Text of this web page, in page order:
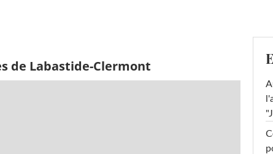
de Labastide-Clermont